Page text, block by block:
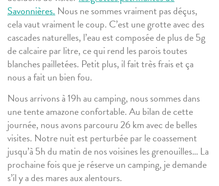
Savonnières. Nous ne sommes vraiment pas déçus,
cela vaut vraiment le coup. C’est une grotte avec des
cascades naturelles, l’eau est composée de plus de 5g
de calcaire par litre, ce qui rend les parois toutes
blanches pailletées. Petit plus, il fait très frais et ça
nous a fait un bien fou.
Nous arrivons à 19h au camping, nous sommes dans
une tente amazone confortable. Au bilan de cette
journée, nous avons parcouru 26 km avec de belles
visites. Notre nuit est perturbée par le coassement
jusqu’à 5h du matin de nos voisines les grenouilles… La
prochaine fois que je réserve un camping, je demande
s’il y a des mares aux alentours.